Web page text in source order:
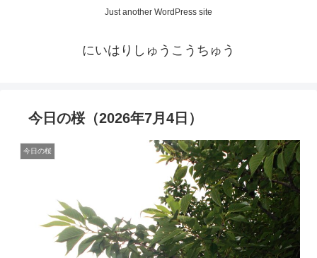
Just another WordPress site
にいはりしゅうこうちゅう
今日の桜（2026年7月4日）
今日の桜